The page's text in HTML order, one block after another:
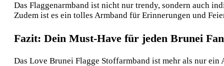
Das Flaggenarmband ist nicht nur trendy, sondern auch
Zudem ist es ein tolles Armband für Erinnerungen und
Fazit: Dein Must-Have für jeden Brunei Fan
Das Love Brunei Flagge Stoffarmband ist mehr als nur